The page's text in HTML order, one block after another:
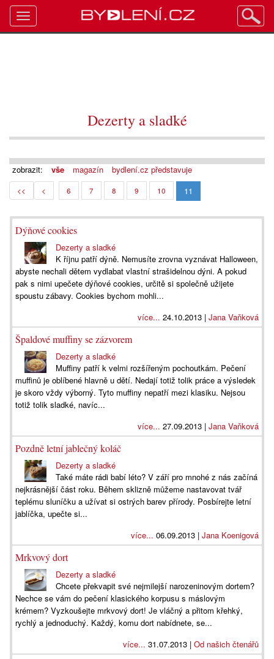
Dezerty a sladké
zobrazit: vše magazín bydlení.cz představuje
<< < 6 7 8 9 10 11
Dýňové cookies
Dezerty a sladké
K říjnu patří dýně. Nemusíte zrovna vyznávat Halloween,
abyste nechali dětem vydlabat vlastní strašidelnou dýni. A pokud
pak s nimi upečete dýňové cookies, určitě si společně užijete
spoustu zábavy. Cookies bychom mohli...
více... 24.10.2013 | Jana Vaňková
Špaldové muffiny se zázvorem
Dezerty a sladké
Muffiny patří k velmi rozšířeným pochoutkám. Pečení
muffinů je oblíbené hlavně u dětí. Nedají totiž tolik práce a výsledek
je skoro vždy výborný. Tyto muffiny nepatří mezi klasiku. Nejsou
totiž tolik sladké, navíc...
více... 27.09.2013 | Jana Vaňková
Pozdně letní jablečný koláč
Dezerty a sladké
Také máte rádi babí léto? V září pro mnohé z nás začíná
nejkrásnější část roku. Během sklizně můžeme nastavovat tvář
teplému sluníčku a užívat si ostrých barev přírody. Posbírejte letní
jablíčka, upečte si...
více... 06.09.2013 | Jana Koenigová
Mrkvový dort
Dezerty a sladké
Chcete překvapit své nejmilejší narozeninovým dortem?
Nechce se vám do pečení klasického korpusu s máslovým
krémem? Vyzkoušejte mrkvový dort! Je vláčný a přitom křehký,
rychlý a jednoduchý. Každý, komu dort nabídnete, se...
více... 31.07.2013 | Od našich čtenářů
Toggle
navigation